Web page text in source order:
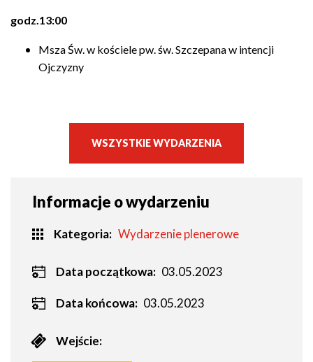
godz.13:00
Msza Św. w kościele pw. św. Szczepana w intencji
Ojczyzny
WSZYSTKIE WYDARZENIA
Informacje o wydarzeniu
Kategoria Wydarzenie plenerowe
Data początkowa: 03.05.2023
Data końcowa: 03.05.2023
Wejście: